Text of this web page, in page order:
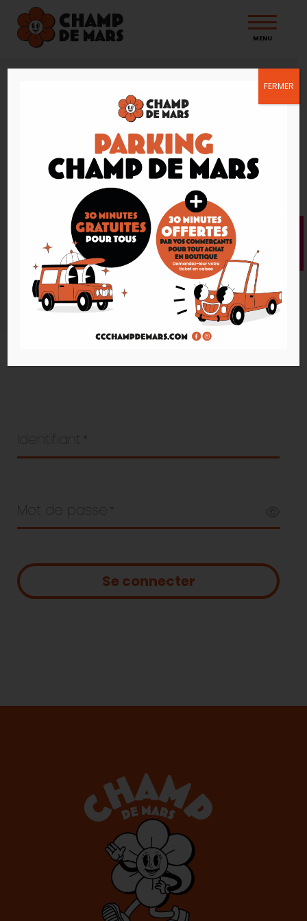
MENU
Connexion
Bienvenue dans la CVthèque de votre Centre
Champ de Mars !
Besoin de trouver la perle rare ? Consultez de
nombreux CV ici !
Veuillez vous connecter.
Excellente recherche !
Identifiant *
Mot de passe *
FERMER